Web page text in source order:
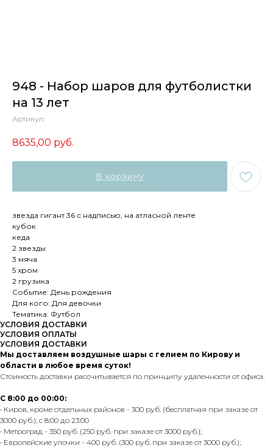
948 - Набор шаров для футболистки
на 13 лет
Артикул:
8635,00 руб.
В корзину
звезда гигант 36 с надписью, на атласной ленте
кубок
кеда
2 звезды
3 мяча
5 хром
2 грузика
Событие: День рождения
Для кого: Для девочки
Тематика: Футбол
УСЛОВИЯ ДОСТАВКИ
УСЛОВИЯ ОПЛАТЫ
УСЛОВИЯ ДОСТАВКИ
Мы доставляем воздушные шары с гелием по Кирову и
области в любое время суток!
Стоимость доставки рассчитывается по принципу удаленности от офиса.
С 8:00 до 00:00:
• Киров, кроме отдельных районов - 300 руб. (бесплатная при заказе от
3000 руб.); с 8:00 до 23:00
• Метроград - 350 руб. (250 руб. при заказе от 3000 руб.);
• Европейские улочки - 400 руб. (300 руб. при заказе от 3000 руб.);